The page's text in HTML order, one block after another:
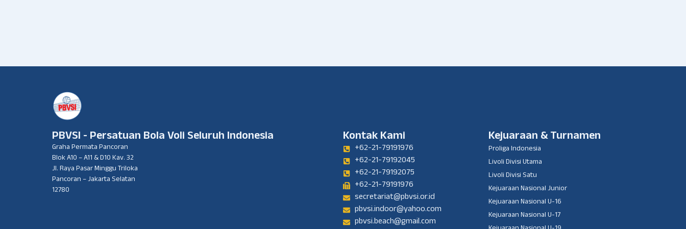
PBVSI - Persatuan Bola Voli Seluruh Indonesia
Graha Permata Pancoran
Blok A10 – A11 & D10 Kav. 32
Jl. Raya Pasar Minggu Triloka
Pancoran – Jakarta Selatan
12780
Kontak Kami
+62-21-79191976
+62-21-79192045
+62-21-79192075
+62-21-79191976
secretariat@pbvsi.or.id
pbvsi.indoor@yahoo.com
pbvsi.beach@gmail.com
Kejuaraan & Turnamen
Proliga Indonesia
Livoli Divisi Utama
Livoli Divisi Satu
Kejuaraan Nasional Junior
Kejuaraan Nasional U-16
Kejuaraan Nasional U-17